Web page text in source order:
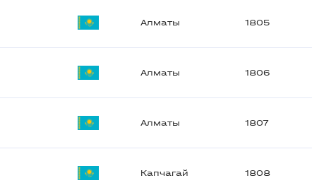
Алматы 1805
Алматы 1806
Алматы 1807
Капчагай 1808